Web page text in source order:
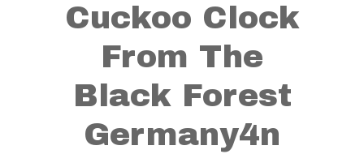
Cuckoo Clock
From The
Black Forest
Germany4n